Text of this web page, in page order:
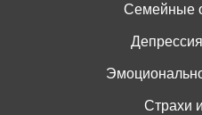
Семейные
Страхи